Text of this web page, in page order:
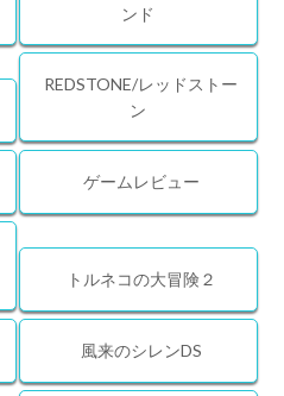
ンド
REDSTONE/レッドストー
ン
ゲームレビュー
トルネコの大冒険２
風来のシレンDS